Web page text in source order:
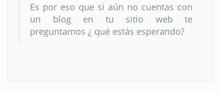
Es por eso que si aún no cuentas con
un blog en tu sitio web te
preguntamos ¿ qué estás esperando?